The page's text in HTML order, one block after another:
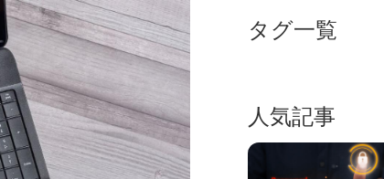
タグ一覧
人気記事